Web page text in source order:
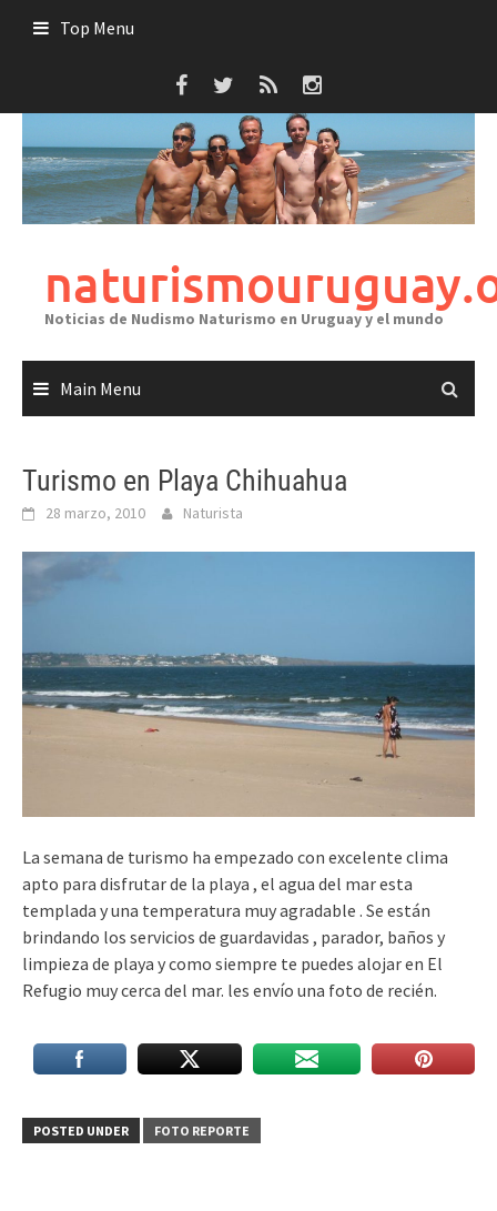
Top Menu
Noticias de Nudismo Naturismo en Uruguay y el mundo
Main Menu
Turismo en Playa Chihuahua
28 marzo, 2010 Naturista
La semana de turismo ha empezado con excelente clima
apto para disfrutar de la playa , el agua del mar esta
templada y una temperatura muy agradable . Se están
brindando los servicios de guardavidas , parador, baños y
limpieza de playa y como siempre te puedes alojar en El
Refugio muy cerca del mar. les envío una foto de recién.
POSTED UNDER FOTO REPORTE